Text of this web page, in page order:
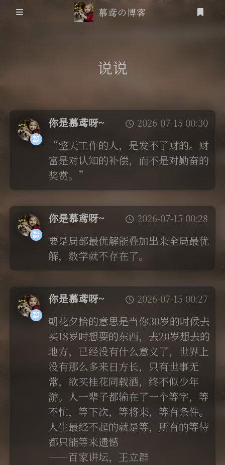
吟诗
friends
RSS
说说
慕鸢の博客
登录
说说
你是慕鸢呀~ 2026-07-15 00:30
“整天工作的人，是发不了财的。财
富是对认知的补偿，而不是对勤奋的
奖赏。”
你是慕鸢呀~ 2026-07-15 00:28
要是局部最优解能叠加出来全局最优
解，数学就不存在了。
你是慕鸢呀~ 2026-07-15 00:27
朝花夕拾的意思是当你30岁的时候去
买18岁时想要的东西，去20岁想去的
地方，已经没有什么意义了，世界上
没有那么多来日方长，只有世事无
常，欲买桂花同载酒，终不似少年
游。人一辈子都输在了一个等字，等
不忙，等下次，等将来，等有条件。
人生最经不起的就是等，所有的等待
都只能等来遗憾
——百家讲坛，王立群